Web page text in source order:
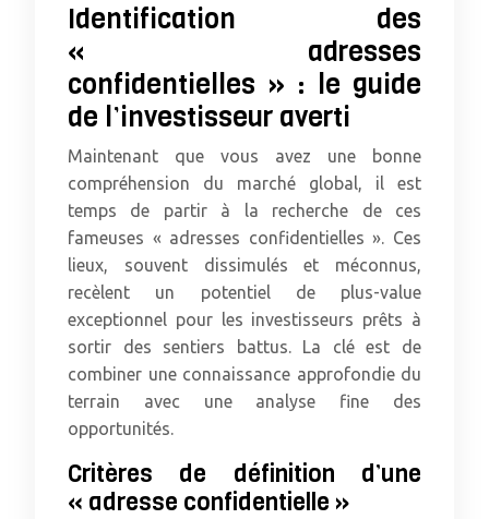
Identification des
« adresses
confidentielles » : le guide
de l’investisseur averti
Maintenant que vous avez une bonne
compréhension du marché global, il est
temps de partir à la recherche de ces
fameuses « adresses confidentielles ». Ces
lieux, souvent dissimulés et méconnus,
recèlent un potentiel de plus-value
exceptionnel pour les investisseurs prêts à
sortir des sentiers battus. La clé est de
combiner une connaissance approfondie du
terrain avec une analyse fine des
opportunités.
Critères de définition d’une
« adresse confidentielle »